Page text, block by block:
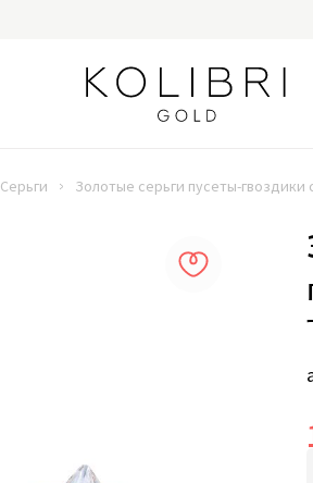
Серьги Золотые серьги пусеты-гвоздики